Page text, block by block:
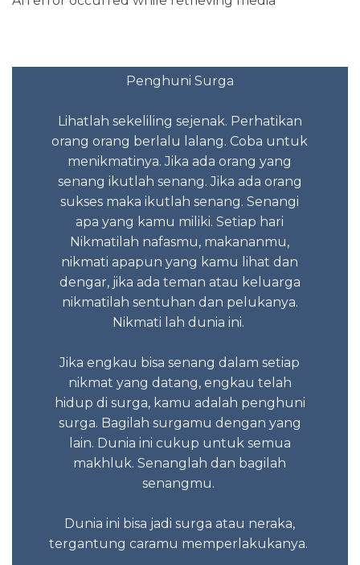
Penghuni Surga
Lihatlah sekeliling sejenak. Perhatikan
orang orang berlalu lalang. Coba untuk
menikmatinya. Jika ada orang yang
senang ikutlah senang. Jika ada orang
sukses maka ikutlah senang. Senangi
apa yang kamu miliki. Setiap hari
Nikmatilah nafasmu, makananmu,
nikmati apapun yang kamu lihat dan
dengar, jika ada teman atau keluarga
nikmatilah sentuhan dan pelukanya.
Nikmati lah dunia ini.
Jika engkau bisa senang dalam setiap
nikmat yang datang, engkau telah
hidup di surga, kamu adalah penghuni
surga. Bagilah surgamu dengan yang
lain. Dunia ini cukup untuk semua
makhluk. Senanglah dan bagilah
senangmu.
Dunia ini bisa jadi surga atau neraka,
tergantung caramu memperlakukanya.